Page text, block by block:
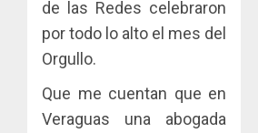
de las Redes celebraron
por todo lo alto el mes del
Orgullo.
Que me cuentan que en
Veraguas una abogada